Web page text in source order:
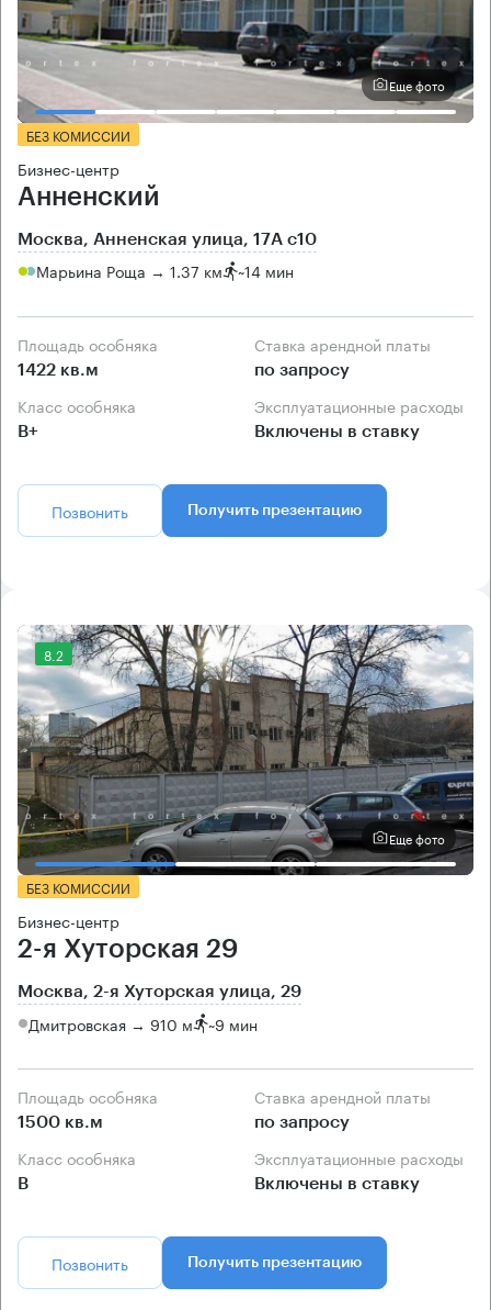
Еще фото
БЕЗ КОМИССИИ
Бизнес-центр
Анненский
Москва, Анненская улица, 17А с10
Марьина Роща → 1.37 км ~14 мин
Площадь особняка
1422 кв.м
Ставка арендной платы
по запросу
Класс особняка
B+
Эксплуатационные расходы
Включены в ставку
Позвонить Получить презентацию
8.2
Еще фото
БЕЗ КОМИССИИ
Бизнес-центр
2-я Хуторская 29
Москва, 2-я Хуторская улица, 29
Дмитровская → 910 м ~9 мин
Площадь особняка
1500 кв.м
Ставка арендной платы
по запросу
Класс особняка
B
Эксплуатационные расходы
Включены в ставку
Позвонить Получить презентацию